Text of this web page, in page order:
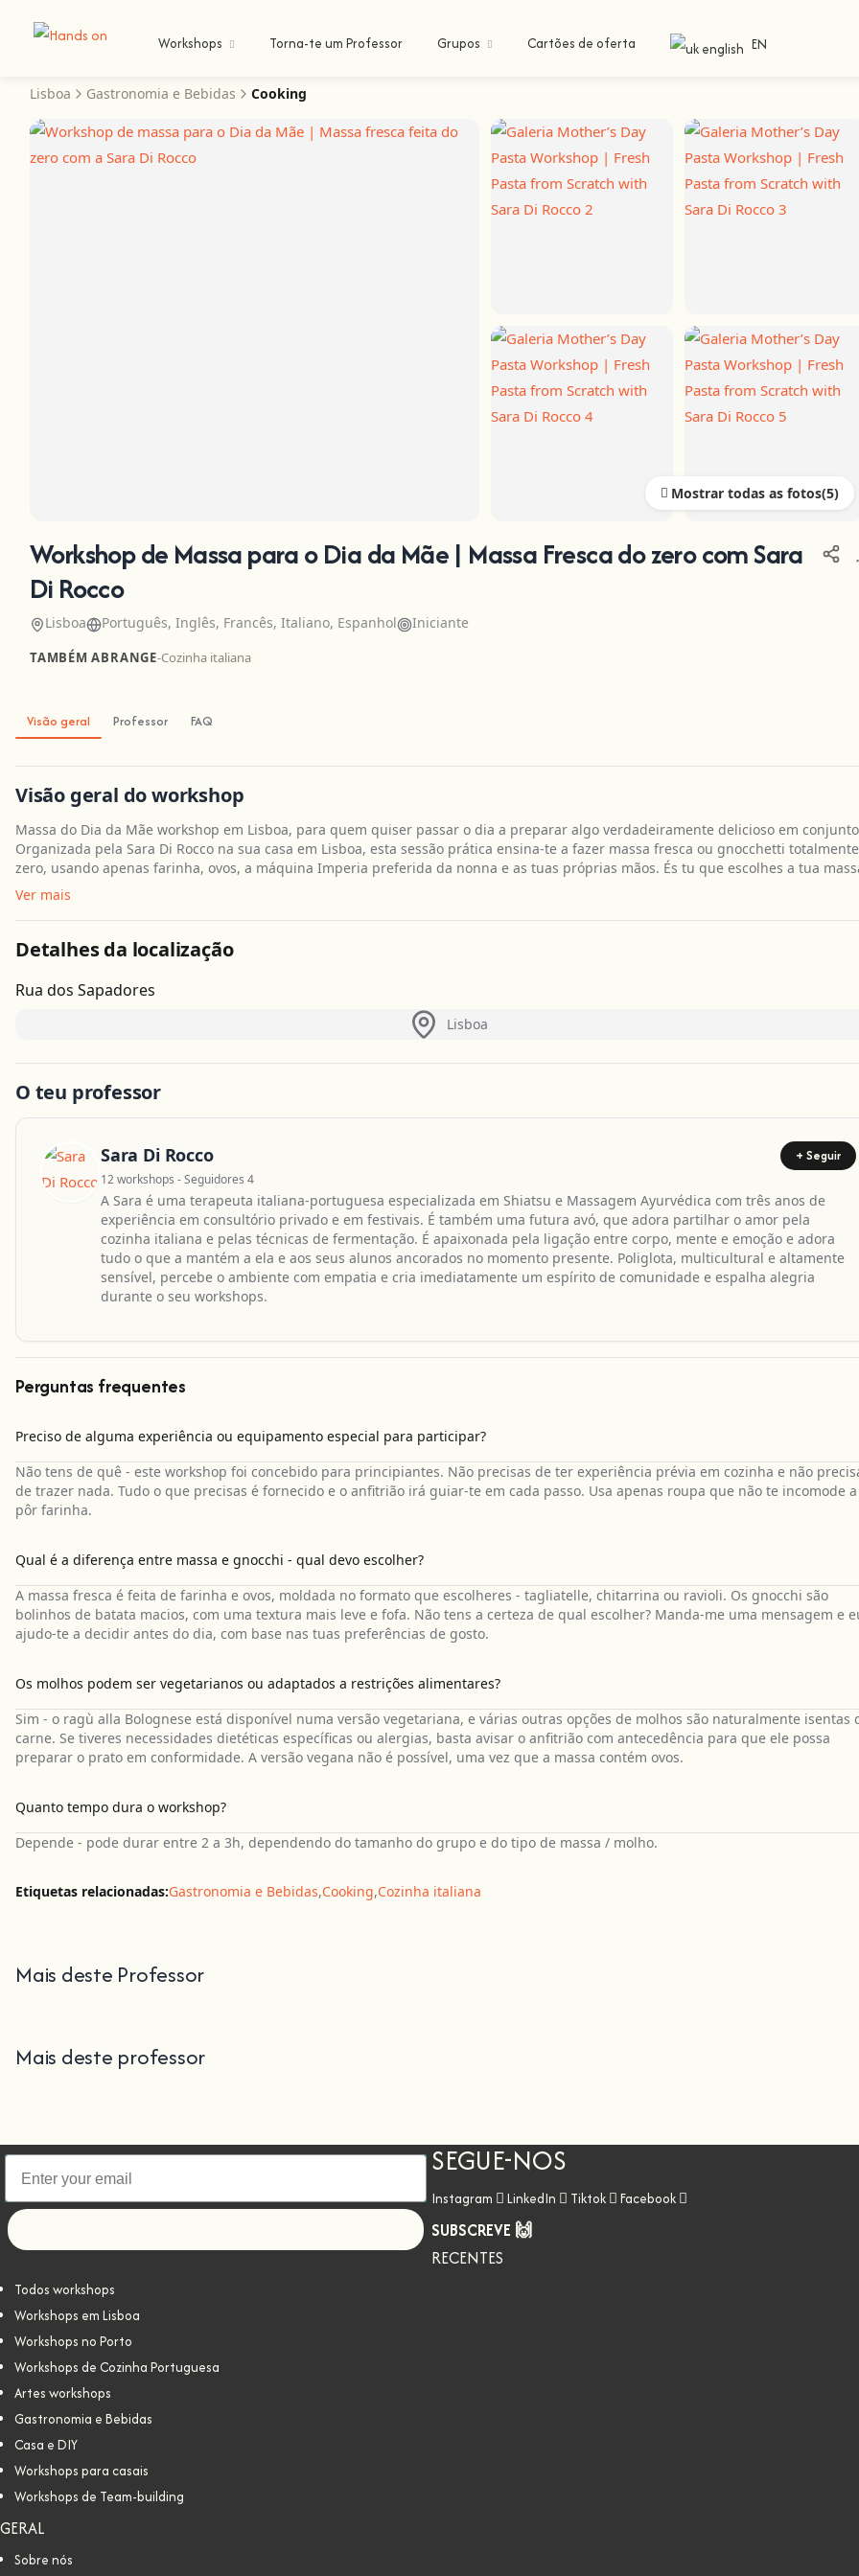
Workshops Torna-te um Professor Grupos Cartões de oferta EN
Lisboa Gastronomia e Bebidas Cooking
Mostrar todas as fotos
Workshop de Massa para o Dia da Mãe | Massa Fresca do zero com Sara
Di Rocco
Lisboa Português, Inglês, Francês, Italiano, Espanhol Iniciante
TAMBÉM ABRANGE-Cozinha italiana
Visão geral Professor FAQ
Visão geral do workshop
Massa do Dia da Mãe workshop em Lisboa, para quem quiser passar o dia a preparar algo verdadeiramente delicioso em
Organizada pela Sara Di Rocco na sua casa em Lisboa, esta sessão prática ensina-te a fazer massa fresca ou gnocchetti
zero, usando apenas farinha, ovos, a máquina Imperia preferida da nonna e as tuas próprias mãos. És tu que escolhes a tua
Ver mais
Detalhes da localização
Rua dos Sapadores
Lisboa
O teu professor
Sara Di Rocco
+ Seguir
12 workshops - Seguidores 4
A Sara é uma terapeuta italiana-portuguesa especializada em Shiatsu e Massagem Ayurvédica com três anos de
experiência em consultório privado e em festivais. É também uma futura avó, que adora partilhar o amor pela
cozinha italiana e pelas técnicas de fermentação. É apaixonada pela ligação entre corpo, mente e emoção e adora
tudo o que a mantém a ela e aos seus alunos ancorados no momento presente. Poliglota, multicultural e altamente
sensível, percebe o ambiente com empatia e cria imediatamente um espírito de comunidade e espalha alegria
durante o seu workshops.
Perguntas frequentes
Preciso de alguma experiência ou equipamento especial para participar?
Não tens de quê - este workshop foi concebido para principiantes. Não precisas de ter experiência prévia em cozinha e não
de trazer nada. Tudo o que precisas é fornecido e o anfitrião irá guiar-te em cada passo. Usa apenas roupa que não te incomode a
pôr farinha.
Qual é a diferença entre massa e gnocchi - qual devo escolher?
A massa fresca é feita de farinha e ovos, moldada no formato que escolheres - tagliatelle, chitarrina ou ravioli. Os gnocchi são
bolinhos de batata macios, com uma textura mais leve e fofa. Não tens a certeza de qual escolher? Manda-me uma mensagem e
ajudo-te a decidir antes do dia, com base nas tuas preferências de gosto.
Os molhos podem ser vegetarianos ou adaptados a restrições alimentares?
Sim - o ragù alla Bolognese está disponível numa versão vegetariana, e várias outras opções de molhos são naturalmente isentas
carne. Se tiveres necessidades dietéticas específicas ou alergias, basta avisar o anfitrião com antecedência para que ele possa
preparar o prato em conformidade. A versão vegana não é possível, uma vez que a massa contém ovos.
Quanto tempo dura o workshop?
Depende - pode durar entre 2 a 3h, dependendo do tamanho do grupo e do tipo de massa / molho.
Etiquetas relacionadas:Gastronomia e Bebidas,Cooking,Cozinha italiana
Mais deste Professor
Mais deste professor
SEGUE-NOS
Instagram LinkedIn Tiktok Facebook
SUBSCREVE 🙌
RECENTES
Todos workshops
Workshops em Lisboa
Workshops no Porto
Workshops de Cozinha Portuguesa
Artes workshops
Gastronomia e Bebidas
Casa e DIY
Workshops para casais
Workshops de Team-building
GERAL
Sobre nós